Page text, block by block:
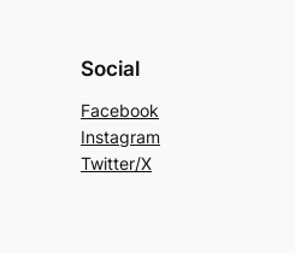
Social
Facebook
Instagram
Twitter/X